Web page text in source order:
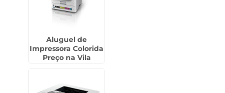
Aluguel de
Impressora Colorida
Preço na Vila